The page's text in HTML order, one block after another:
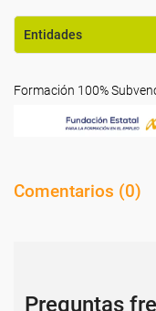
Entidades
Formación 100%
Comentarios (0)
Preguntas